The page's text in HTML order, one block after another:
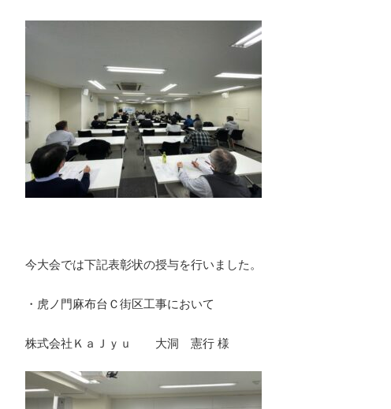
今大会では下記表彰状の授与を行いました。
・虎ノ門麻布台Ｃ街区工事において
株式会社ＫａＪｙｕ 大洞 憲行 様